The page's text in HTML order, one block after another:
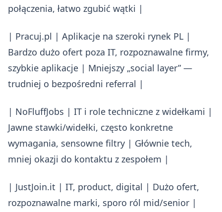
połączenia, łatwo zgubić wątki |
| Pracuj.pl | Aplikacje na szeroki rynek PL |
Bardzo dużo ofert poza IT, rozpoznawalne firmy,
szybkie aplikacje | Mniejszy „social layer” —
trudniej o bezpośredni referral |
| NoFluffJobs | IT i role techniczne z widełkami |
Jawne stawki/widełki, często konkretne
wymagania, sensowne filtry | Głównie tech,
mniej okazji do kontaktu z zespołem |
| JustJoin.it | IT, product, digital | Dużo ofert,
rozpoznawalne marki, sporo ról mid/senior |